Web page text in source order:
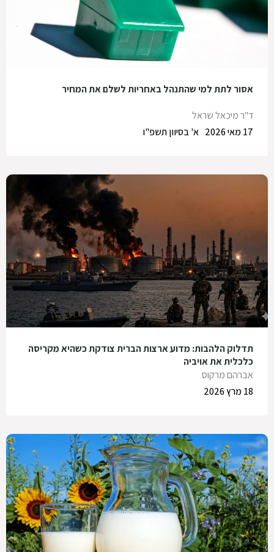
אסור לתת למי שהתנהל באחריות לשלם את המחיר
ד"ר מיכאל שראל
א' בסיוון תשפ"ו
17 מאי 2026
תדלוק הלהבות: מדוע ארצות הברית צודקת כשהיא מקריסה
כלכלית את אויביה
אברהם מרקוס
18 מרץ 2026